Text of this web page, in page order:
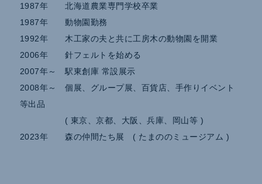
1987年 北海道農業専門学校卒業
1987年 動物園勤務
1992年 木工家の夫と共に工房木の動物園を開業
2006年 針フェルトを始める
2007年～ 駅東創庫 常設展示
2008年～ 個展、グループ展、百貨店、手作りイベント
等出品
( 東京、京都、大阪、兵庫、岡山等 )
2023年 森の仲間たち展 ( たまののミュージアム )